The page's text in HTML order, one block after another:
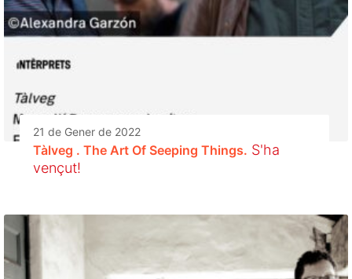
21 de Gener de 2022
Tàlveg . The Art Of Seeping Things. S'ha
vençut!